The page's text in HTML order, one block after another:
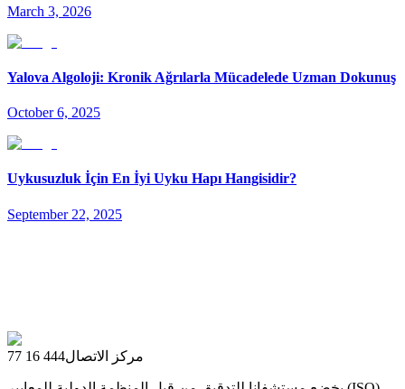
March 3, 2026
Yalova Algoloji: Kronik Ağrılarla Mücadelede Uzman Dokunuş
October 6, 2025
Uykusuzluk İçin En İyi Uyku Hapı Hangisidir?
September 22, 2025
مركز الاتصال444 16 77